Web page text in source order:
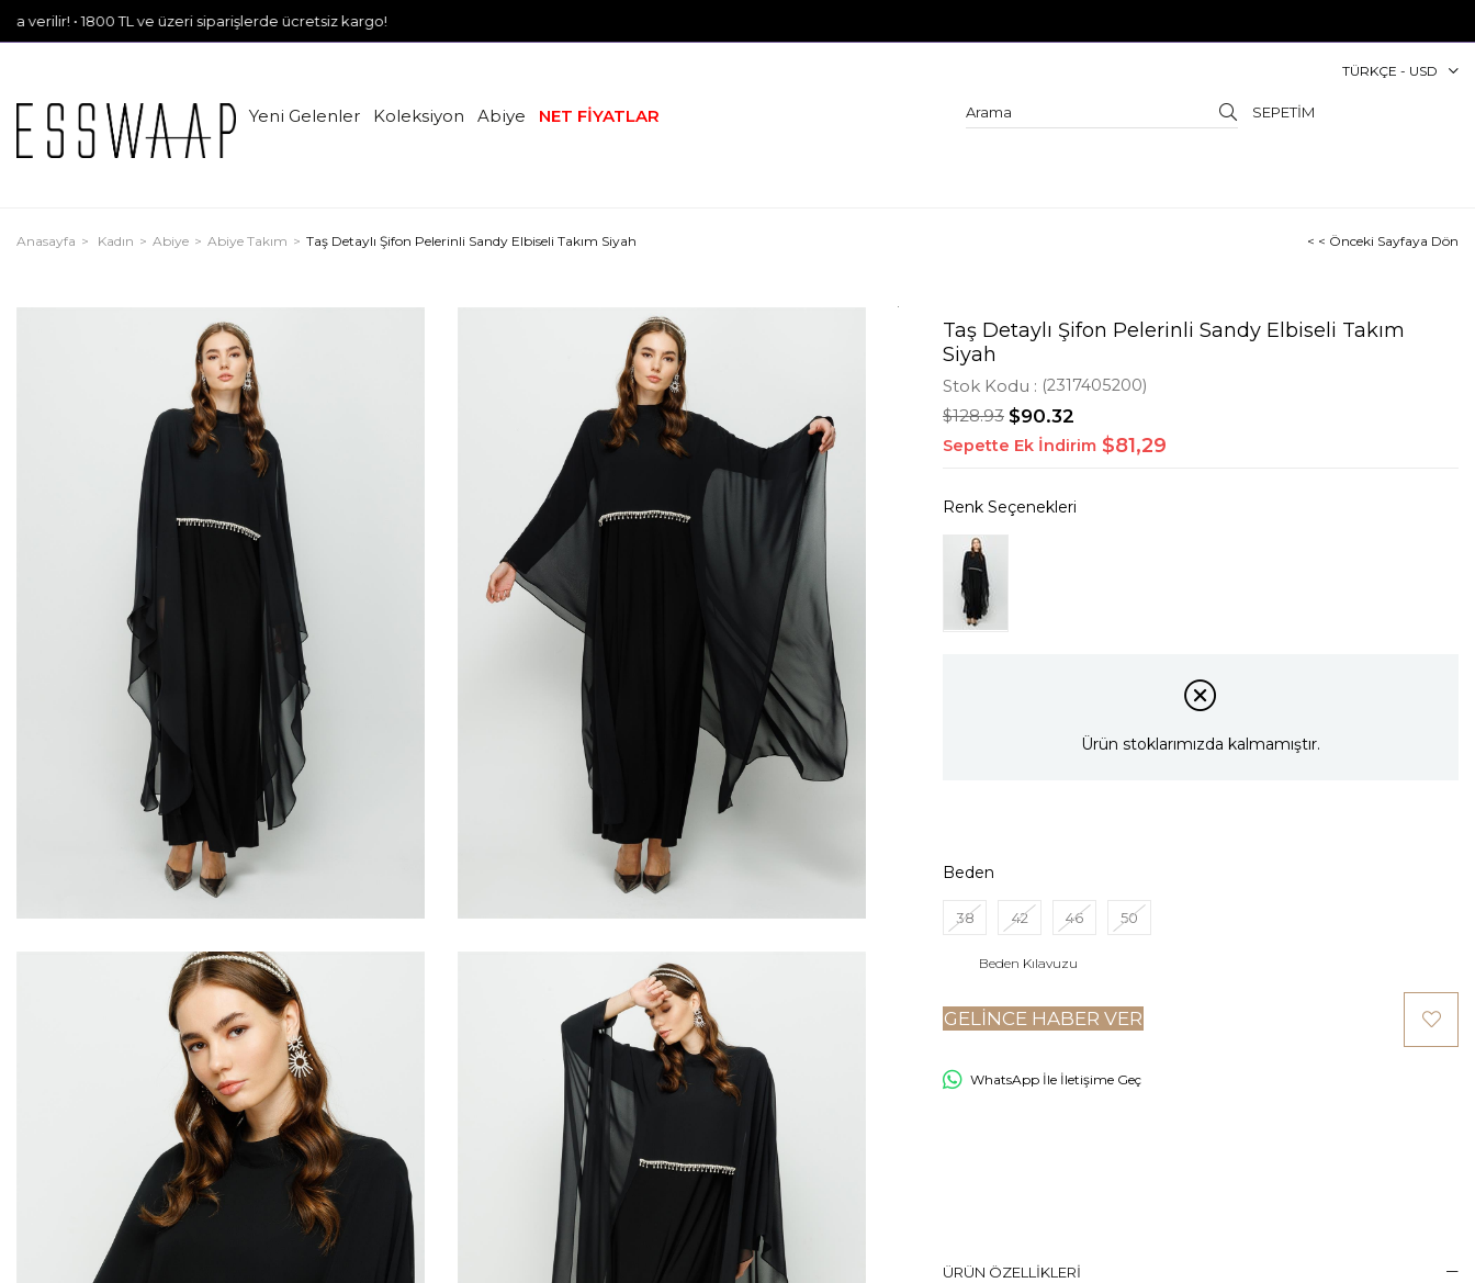
TL ve üzeri siparişlerde ücretsiz kargo!
Yeni Gelenler Koleksiyon Abiye NET FİYATLAR
TÜRKÇE - USD
SEPETIM
Anasayfa Kadın Abiye Abiye Takım Taş Detaylı Şifon Pelerinli Sandy Elbiseli Takım Siyah < < Önceki Sayfaya Dön
Taş Detaylı Şifon Pelerinli Sandy Elbiseli Takım
Siyah
Stok Kodu (2317405200)
$128.93 $90.32
Sepette Ek İndirim $81,29
Ürün stoklarımızda kalmamıştır.
Beden
38 42 46 50
Beden Kılavuzu
GELINCE HABER VER
WhatsApp İle İletişime Geç
ÜRÜN ÖZELLIKLERI